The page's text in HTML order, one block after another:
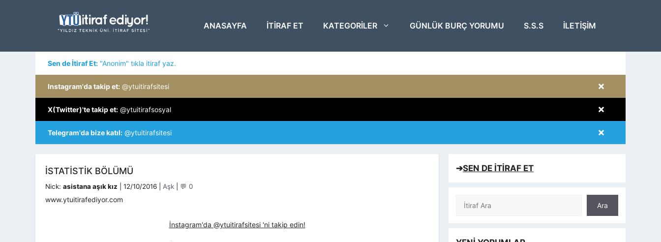
ANASAYFA ITIRAF ET KATEGORILER GÜNLÜK BURÇ YORUMU S.S.S İLETIŞIM
Sen de İtiraf Et: "Anonim" tıkla itiraf yaz.
×
Instagram'da takip et: @ytuitirafsitesi
×
X(Twitter)'te takip et: @ytuitirafsosyal
×
Telegram'da bize katıl: @ytuitirafsitesi
ISTATISTIK BÖLÜMÜ
Nick: asistana aşık kız 12/10/2016 Kategoriler
Aşk 💬 0
www.ytuitirafediyor.com
İnstagram'da @ytuitirafsitesi 'ni takip edin!
➔SEN DE İTİRAF ET
Ara
Ara